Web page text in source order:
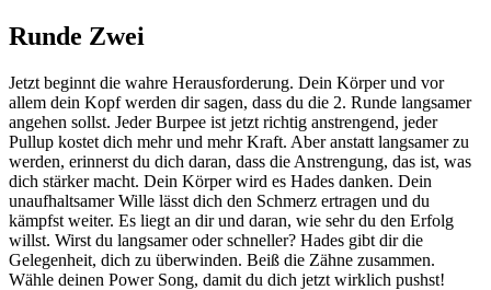
Runde Zwei
Jetzt beginnt die wahre Herausforderung. Dein Körper und vor
allem dein Kopf werden dir sagen, dass du die 2. Runde langsamer
angehen sollst. Jeder Burpee ist jetzt richtig anstrengend, jeder
Pullup kostet dich mehr und mehr Kraft. Aber anstatt langsamer zu
werden, erinnerst du dich daran, dass die Anstrengung, das ist, was
dich stärker macht. Dein Körper wird es Hades danken. Dein
unaufhaltsamer Wille lässt dich den Schmerz ertragen und du
kämpfst weiter. Es liegt an dir und daran, wie sehr du den Erfolg
willst. Wirst du langsamer oder schneller? Hades gibt dir die
Gelegenheit, dich zu überwinden. Beiß die Zähne zusammen.
Wähle deinen Power Song, damit du dich jetzt wirklich pushst!